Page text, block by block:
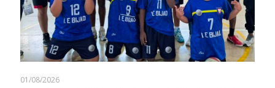
01/08/2026